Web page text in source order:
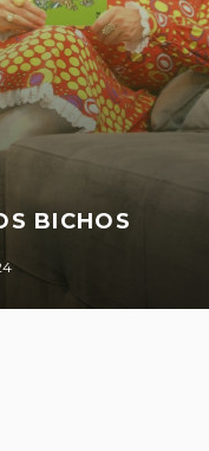
BICHOS